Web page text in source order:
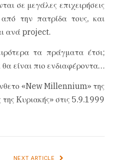
σε μεγάλες επιχειρήσεις
την πατρίδα τους, και
ανά project.
τα πράγματα έτσι;
θα είναι πιο ενδιαφέροντα…
«New Millennium» της
Kυριακής» στις 5.9.1999
NEXT ARTICLE